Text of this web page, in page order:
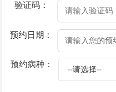
验证码：
预约日期：
预约病种：